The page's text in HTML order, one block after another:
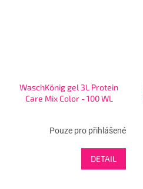
WaschKönig gel 3L Protein
Care Mix Color - 100 WL
Pouze pro přihlášené
DETAIL